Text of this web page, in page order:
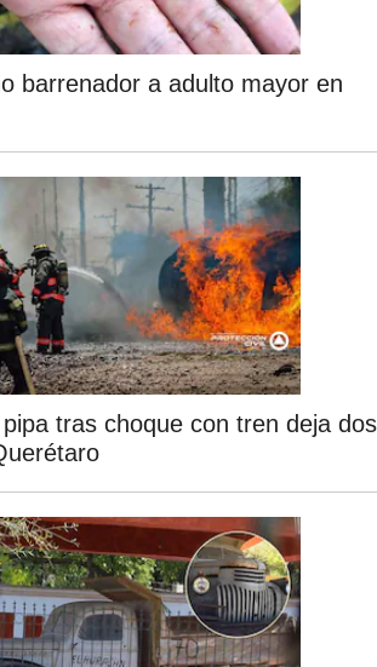
barrenador a adulto mayor en
tras choque con tren deja dos